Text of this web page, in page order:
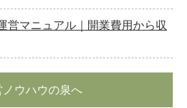
営マニュアル｜開業費用から収
ノウハウの泉へ